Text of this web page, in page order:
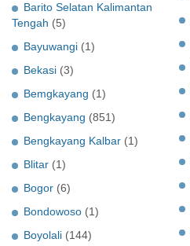
Barito Selatan Kalimantan
Tengah (5)
Bayuwangi (1)
Bekasi (3)
Bemgkayang (1)
Bengkayang (851)
Bengkayang Kalbar (1)
Blitar (1)
Bogor (6)
Bondowoso (1)
Boyolali (144)